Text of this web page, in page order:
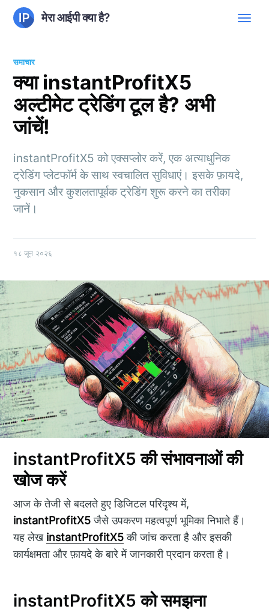
मेरा आईपी क्या है?
समाचार
क्या instantProfitX5
अल्टीमेट ट्रेडिंग टूल है? अभी
जांचें!
instantProfitX5 को एक्सप्लोर करें, एक अत्याधुनिक
ट्रेडिंग प्लेटफॉर्म के साथ स्वचालित सुविधाएं। इसके फ़ायदे,
नुकसान और कुशलतापूर्वक ट्रेडिंग शुरू करने का तरीका
जानें।
१८ जून २०२६
instantProfitX5 की संभावनाओं की
खोज करें
आज के तेजी से बदलते हुए डिजिटल परिदृश्य में,
instantProfitX5जैसे उपकरण महत्वपूर्ण भूमिका निभाते हैं।
यह लेख instantProfitX5की जांच करता है और इसकी
कार्यक्षमता और फ़ायदे के बारे में जानकारी प्रदान करता है।
instantProfitX5 को समझना